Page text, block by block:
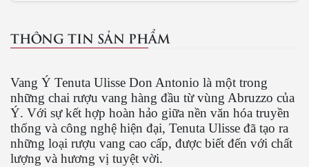
THÔNG TIN SẢN PHẨM
Vang Ý Tenuta Ulisse Don Antonio là một trong
những chai rượu vang hàng đầu từ vùng Abruzzo của
Ý. Với sự kết hợp hoàn hảo giữa nền văn hóa truyền
thống và công nghệ hiện đại, Tenuta Ulisse đã tạo ra
những loại rượu vang cao cấp, được biết đến với chất
lượng và hương vị tuyệt vời.